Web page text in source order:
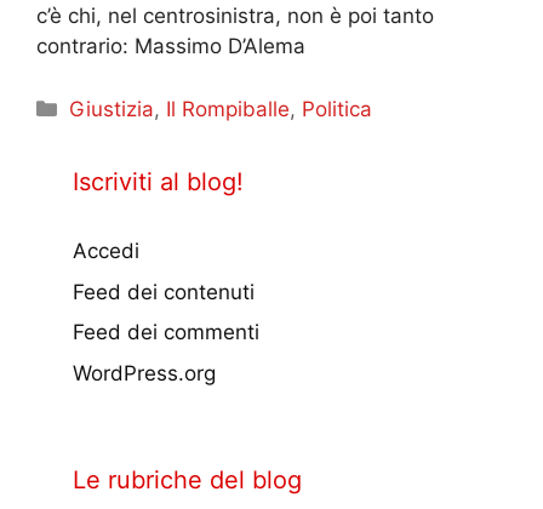
c’è chi, nel centrosinistra, non è poi tanto
contrario: Massimo D’Alema
Categorie
Giustizia, Il Rompiballe, Politica
Iscriviti al blog!
Accedi
Feed dei contenuti
Feed dei commenti
WordPress.org
Le rubriche del blog